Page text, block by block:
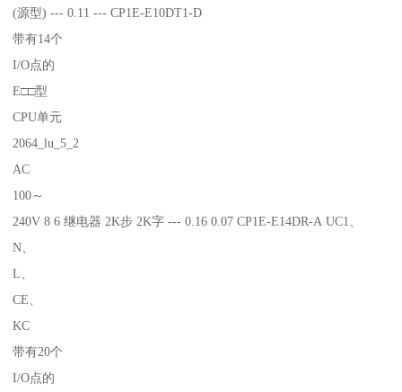
(源型) --- 0.11 --- CP1E-E10DT1-D
带有14个
I/O点的
E□□型
CPU单元
2064_lu_5_2
AC
100～
240V 8 6 继电器 2K步 2K字 --- 0.16 0.07 CP1E-E14DR-A UC1、
N、
L、
CE、
KC
带有20个
I/O点的